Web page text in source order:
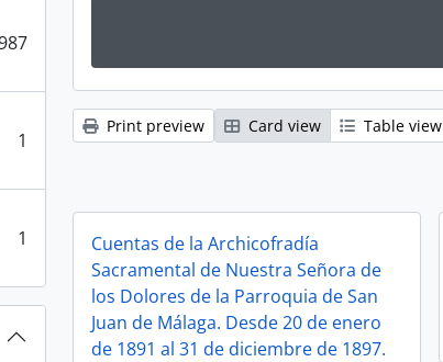
1
1
Print preview Card view Table view
Cuentas de la Archicofradía
Sacramental de Nuestra Señora de
los Dolores de la Parroquia de San
Juan de Málaga. Desde 20 de enero
de 1891 al 31 de diciembre de 1897.